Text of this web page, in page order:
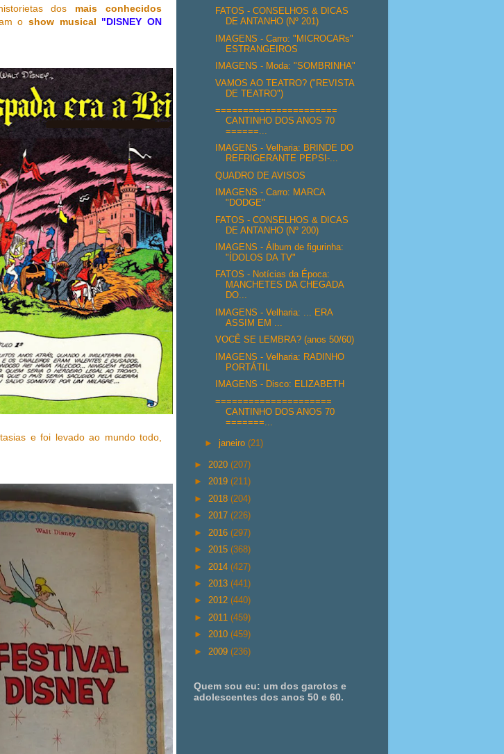
dos mais conhecidos
o show musical "DISNEY ON
e foi levado ao mundo todo,
FATOS - CONSELHOS & DICAS
DE ANTANHO (Nº 201)
IMAGENS - Carro: "MICROCARs"
ESTRANGEIROS
IMAGENS - Moda: "SOMBRINHA"
VAMOS AO TEATRO? ("REVISTA
DE TEATRO")
======================
CANTINHO DOS ANOS 70
======...
IMAGENS - Velharia: BRINDE DO
REFRIGERANTE PEPSI-...
QUADRO DE AVISOS
IMAGENS - Carro: MARCA
"DODGE"
FATOS - CONSELHOS & DICAS
DE ANTANHO (Nº 200)
IMAGENS - Álbum de figurinha:
"ÍDOLOS DA TV"
FATOS - Notícias da Época:
MANCHETES DA CHEGADA
DO...
IMAGENS - Velharia: ... ERA
ASSIM EM ...
VOCÊ SE LEMBRA? (anos 50/60)
IMAGENS - Velharia: RADINHO
PORTÁTIL
IMAGENS - Disco: ELIZABETH
=====================
CANTINHO DOS ANOS 70
=======...
►janeiro(21)
► 2020 (207)
► 2019 (211)
► 2018 (204)
► 2017 (226)
► 2016 (297)
► 2015 (368)
► 2014 (427)
► 2013 (441)
► 2012 (440)
► 2011 (459)
► 2010 (459)
► 2009 (236)
Quem sou eu: um dos garotos e
adolescentes dos anos 50 e 60.